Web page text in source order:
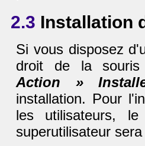
2.3 Installation
Si vous disposez
droit de la
Action »
installation. Pour
les utilisateurs,
superutilisateur